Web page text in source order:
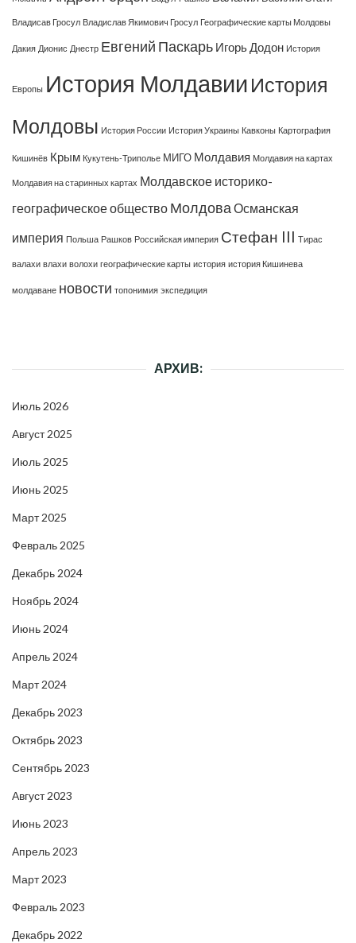
Владисав Гросул Владислав Якимович Гросул Географические карты Молдовы
Дакия Дионис Днестр Евгений Паскарь Игорь Додон История
Европы История Молдавии История
Молдовы История России История Украины Кавконы Картография
Кишинёв Крым Кукутень-Триполье МИГО Молдавия Молдавия на картах
Молдавия на старинных картах Молдавское историко-
географическое общество МолдоваОсманская
империя Польша Рашков Российская империя Стефан III Тирас
валахи влахи волохи географические карты история история Кишинева
молдаване новости топонимия экспедиция
АРХИВ:
Июль 2026
Август 2025
Июль 2025
Июнь 2025
Март 2025
Февраль 2025
Декабрь 2024
Ноябрь 2024
Июнь 2024
Апрель 2024
Март 2024
Декабрь 2023
Октябрь 2023
Сентябрь 2023
Август 2023
Июнь 2023
Апрель 2023
Март 2023
Февраль 2023
Декабрь 2022